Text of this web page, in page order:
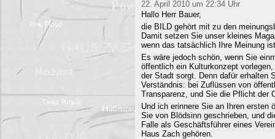
22. April 2010 um 22:34 Uhr
Hallo Herr Bauer,
die BILD gehört mit zu den
Damit setzen Sie unser kleines
wenn das tatsächlich Ihre Meinung
Es wäre jedoch schön, wenn Sie
öffentlich ein Kulturkonzept
der Stadt sorgt. Denn dafür erhalten
Verständnis: bei Zuflüssen von
Transparenz, und Sie die Pflicht der
Und ich erinnere Sie an Ihren ersten
Sie von Blödsinn geschrieben, und
Falle als Geschäftsführer eines
Haus Zach gehören.